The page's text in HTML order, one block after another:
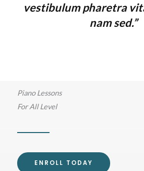
vestibulum pharetra
nam sed.”
Piano Lessons
For All Level
ENROLL TODAY